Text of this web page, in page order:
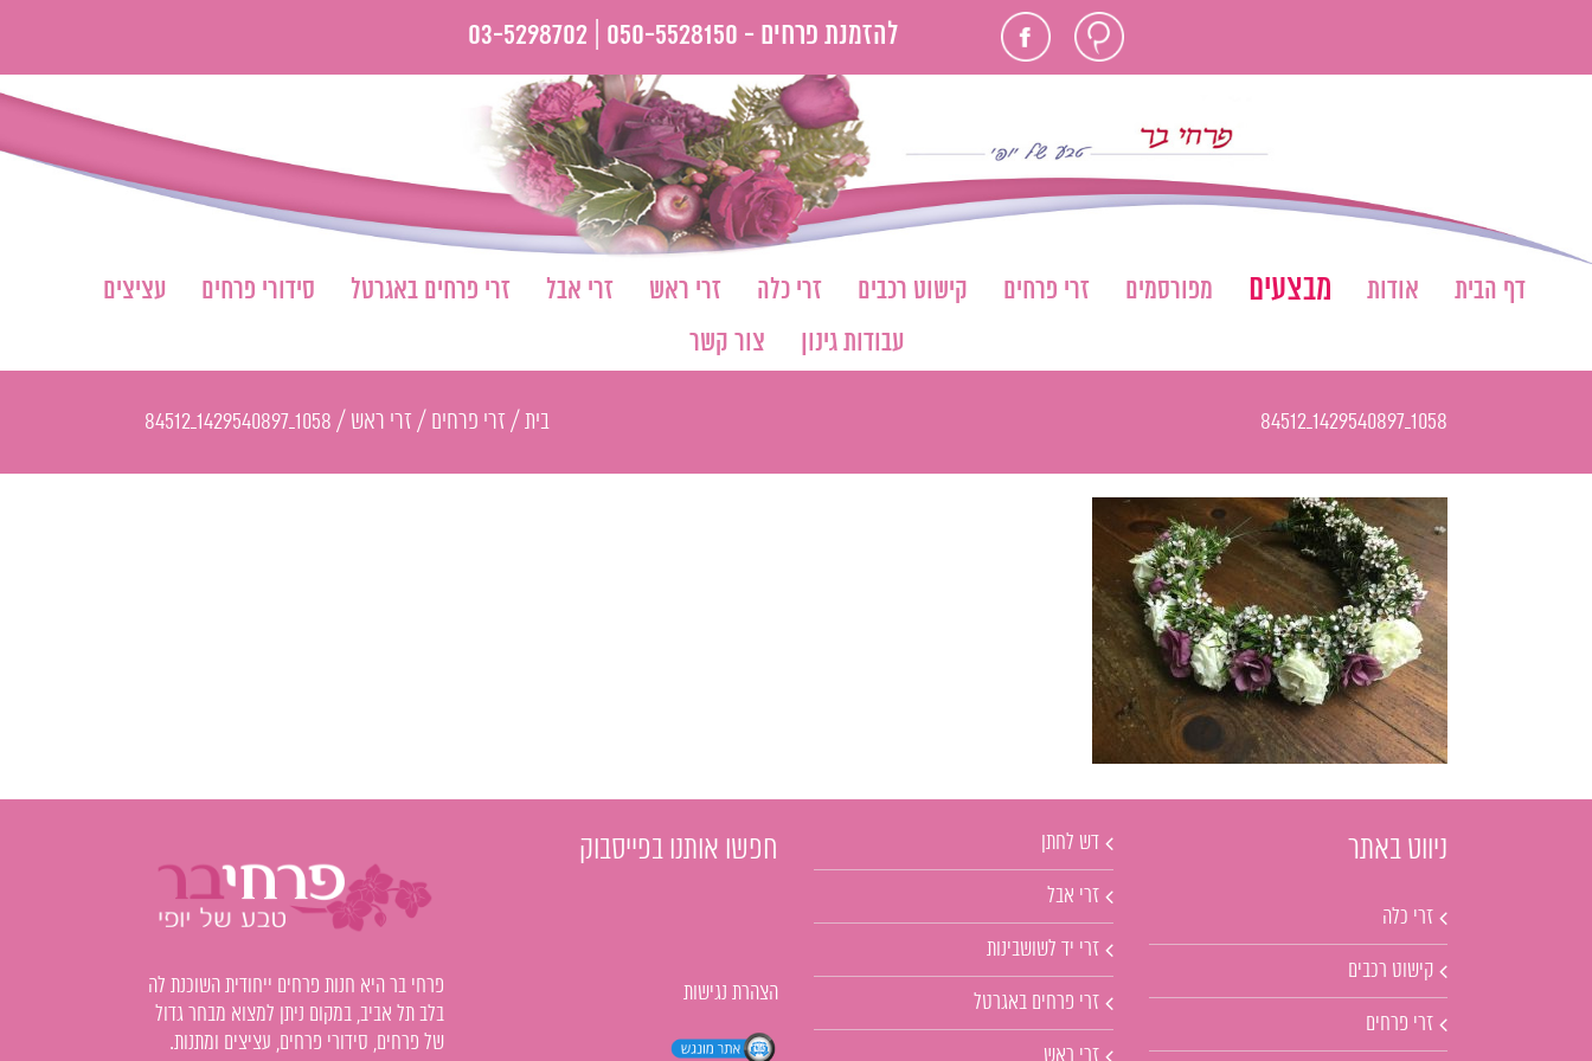
חוות
דעת
פייסבוק להזמנת פרחים - 050-5528150 |
03-5298702
דף הבית אודות מבצעים מפורסמים זרי פרחים קישוט רכבים זרי כלה זרי ראש זרי אבל זרי פרחים באגרטל סידורי פרחים
עציצים
עבודות גינון
צור קשר
1058_1429540897_84512 בית / זרי פרחים / זרי ראש /
1058_1429540897_84512
ניווט באתר
זרי כלה
קישוט רכבים
זרי פרחים
דש לחתן
זרי אבל
זרי יד לשושבינות
זרי פרחים באגרטל
זרי ראש
חפשו אותנו בפייסבוק
הצהרת נגישות
פרחי בר היא חנות פרחים ייחודית השוכנת לה
בלב תל אביב, במקום ניתן למצוא מבחר גדול
של פרחים, סידורי פרחים, עציצים ומתנות.